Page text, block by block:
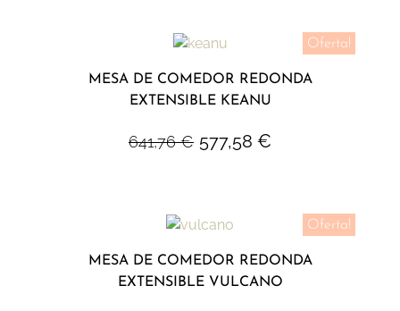
Oferta!
MESA DE COMEDOR REDONDA
EXTENSIBLE KEANU
641,76€ 577,58 €
Oferta!
MESA DE COMEDOR REDONDA
EXTENSIBLE VULCANO